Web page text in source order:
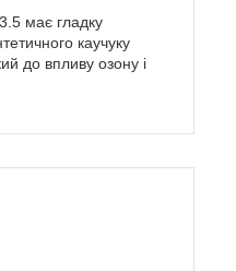
має гладку
каучуку
до впливу озону і